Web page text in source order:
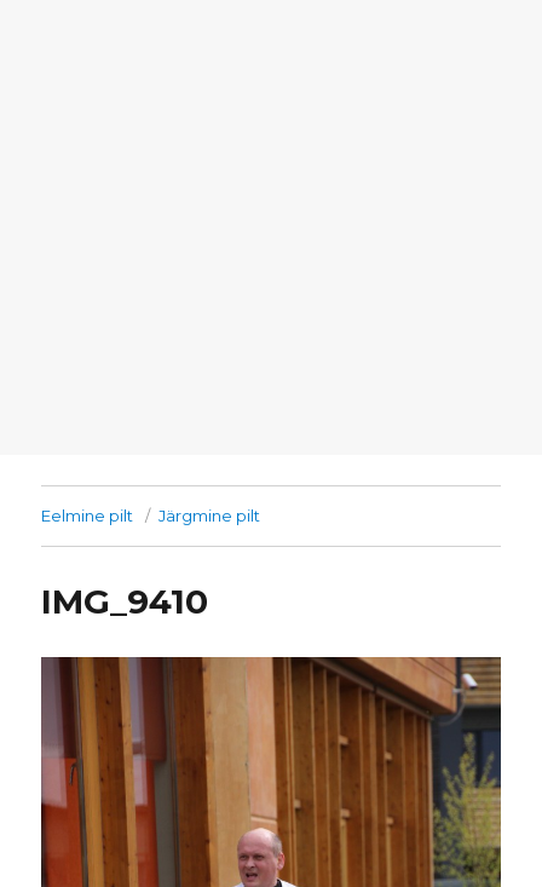
Eelmine pilt Järgmine pilt
IMG_9410